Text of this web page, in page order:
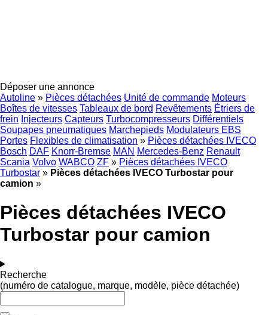
Déposer une annonce
Autoline » Pièces détachées Unité de commande Moteurs
Boîtes de vitesses Tableaux de bord Revêtements Étriers de
frein Injecteurs Capteurs Turbocompresseurs Différentiels
Soupapes pneumatiques Marchepieds Modulateurs EBS
Portes Flexibles de climatisation » Pièces détachées IVECO
Bosch DAF Knorr-Bremse MAN Mercedes-Benz Renault
Scania Volvo WABCO ZF » Pièces détachées IVECO
Turbostar » Pièces détachées IVECO Turbostar pour
camion »
Pièces détachées IVECO
Turbostar pour camion
Recherche
(numéro de catalogue, marque, modèle, pièce détachée)